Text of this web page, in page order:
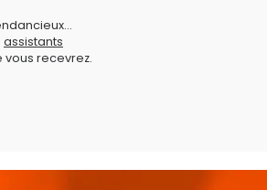
assistants
recevrez.